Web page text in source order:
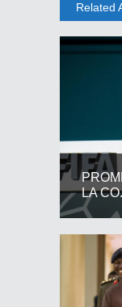
Related
LA